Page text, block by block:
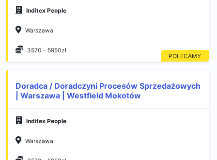
Inditex People
Warszawa
3570 - 5950zł
Doradca / Doradczyni Procesów Sprzedażowych
| Warszawa | Westfield Mokotów
Inditex People
Warszawa